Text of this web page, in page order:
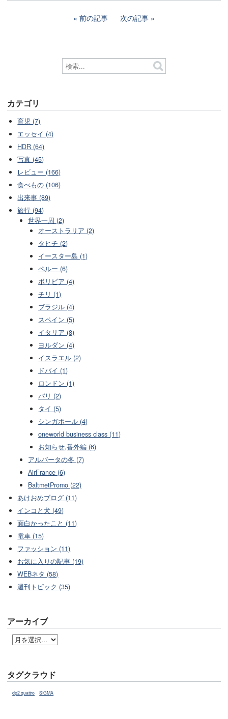
前の記事 次の記事
カテゴリ
育児 (7)
エッセイ (4)
HDR (64)
写真 (45)
レビュー (166)
食べもの (106)
出来事 (89)
旅行 (94)
世界一周 (2)
オーストラリア (2)
タヒチ (2)
イースター島 (1)
ペルー (6)
ボリビア (4)
チリ (1)
ブラジル (4)
スペイン (5)
イタリア (8)
ヨルダン (4)
イスラエル (2)
ドバイ (1)
ロンドン (1)
パリ (2)
タイ (5)
シンガポール (4)
oneworld business class (11)
お知らせ,番外編 (6)
アルバータの冬 (7)
AirFrance (6)
BaltmetPromo (22)
あけおめブログ (11)
インコと犬 (49)
面白かったこと (11)
電車 (15)
ファッション (11)
お気に入りの記事 (19)
WEBネタ (58)
週刊トピック (35)
アーカイブ
タグクラウド
dp2 quattro SIGMA